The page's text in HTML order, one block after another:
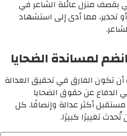
بقصف منزل عائلة الشاعر في
تحذير، مما أدى إلى استشهاد
لمساندة الضحايا
تكون الفارق في تحقيق العدالة
الدفاع عن حقوق الضحايا
أكثر عدالة وإنصافًا. كل
تغييرًا كبيرًا.